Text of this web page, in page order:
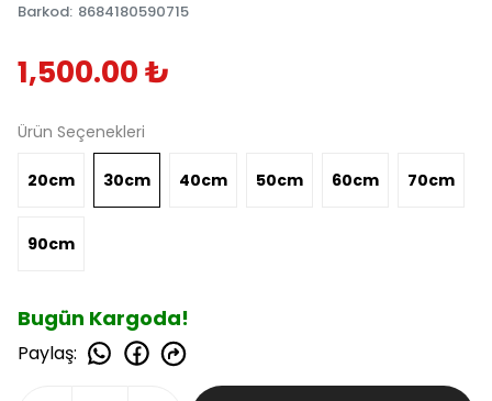
Barkod: 8684180590715
1,500.00 ₺
Ürün Seçenekleri
20cm 30cm 40cm 50cm 60cm 70cm
90cm
Bugün Kargoda!
Paylaş: